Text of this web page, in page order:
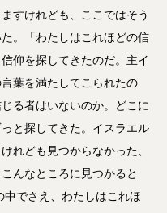
すけれども、ここではそう
。「わたしはこれほどの信
仰を探してきたのだ。主イ
葉を満たしてこられたの
る者はいないのか。どこに
と探してきた。イスラエル
れども見つからなかった、
んなところに見つかると
でさえ、わたしはこれほ